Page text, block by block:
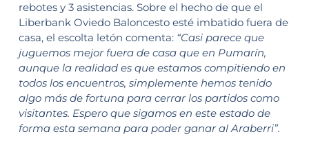
rebotes y 3 asistencias. Sobre el hecho de que el
Liberbank Oviedo Baloncesto esté imbatido fuera de
casa, el escolta letón comenta: “Casi parece que
juguemos mejor fuera de casa que en Pumarín,
aunque la realidad es que estamos compitiendo en
todos los encuentros, simplemente hemos tenido
algo más de fortuna para cerrar los partidos como
visitantes. Espero que sigamos en este estado de
forma esta semana para poder ganar al Araberri”.